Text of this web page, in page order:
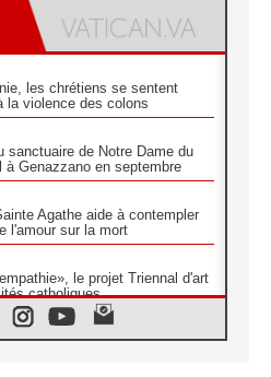
les chrétiens se sentent
la violence des colons
sanctuaire de Notre Dame du
à Genazzano en septembre
Agathe aide à contempler
l'amour sur la mort
le projet Triennal d'art
catholiques
donner la parole aux religieuses